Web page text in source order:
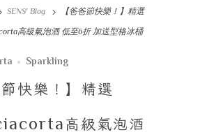
SENS' Blog 【爸爸節快樂！】精選
高級氣泡酒 低至6折 加送型格冰桶
Sparkling
節快樂！】精選
高級氣泡酒